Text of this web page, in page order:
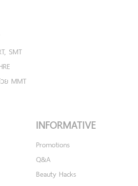
SMT
ย MMT
INFORMATIVE
Promotions
Q&A
Beauty Hacks